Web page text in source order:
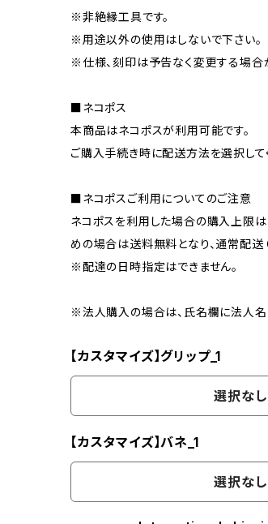
※非絶縁工具です。
※用途以外の使用はしないで下さい。
※仕様、刻印は予告なく変更する場合
■ネコポス
本商品はネコポスが利用可能です。
ご購入手続き時に配送方法を選択して
■ネコポスご利用についてのご注意
ネコポスを利用した場合の購入上限は
めの場合は送料無料となり、通常配送
※配達の日時指定はできません。
※法人購入の場合は、氏名欄に法人名
【カスタマイズ】グリップ_1
選択なし
【カスタマイズ】バネ_1
選択なし